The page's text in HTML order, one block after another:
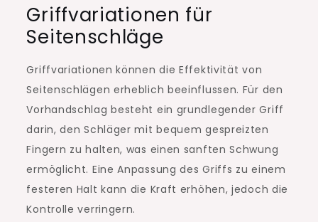
Griffvariationen für
Seitenschläge
Griffvariationen können die Effektivität von
Seitenschlägen erheblich beeinflussen. Für den
Vorhandschlag besteht ein grundlegender Griff
darin, den Schläger mit bequem gespreizten
Fingern zu halten, was einen sanften Schwung
ermöglicht. Eine Anpassung des Griffs zu einem
festeren Halt kann die Kraft erhöhen, jedoch die
Kontrolle verringern.